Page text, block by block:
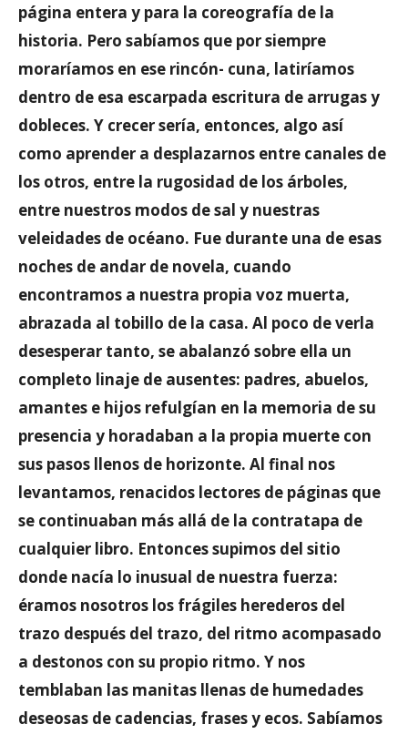
página entera y para la coreografía de la
historia. Pero sabíamos que por siempre
moraríamos en ese rincón- cuna, latiríamos
dentro de esa escarpada escritura de arrugas y
dobleces. Y crecer sería, entonces, algo así
como aprender a desplazarnos entre canales de
los otros, entre la rugosidad de los árboles,
entre nuestros modos de sal y nuestras
veleidades de océano. Fue durante una de esas
noches de andar de novela, cuando
encontramos a nuestra propia voz muerta,
abrazada al tobillo de la casa. Al poco de verla
desesperar tanto, se abalanzó sobre ella un
completo linaje de ausentes: padres, abuelos,
amantes e hijos refulgían en la memoria de su
presencia y horadaban a la propia muerte con
sus pasos llenos de horizonte. Al final nos
levantamos, renacidos lectores de páginas que
se continuaban más allá de la contratapa de
cualquier libro. Entonces supimos del sitio
donde nacía lo inusual de nuestra fuerza:
éramos nosotros los frágiles herederos del
trazo después del trazo, del ritmo acompasado
a destonos con su propio ritmo. Y nos
temblaban las manitas llenas de humedades
deseosas de cadencias, frases y ecos. Sabíamos